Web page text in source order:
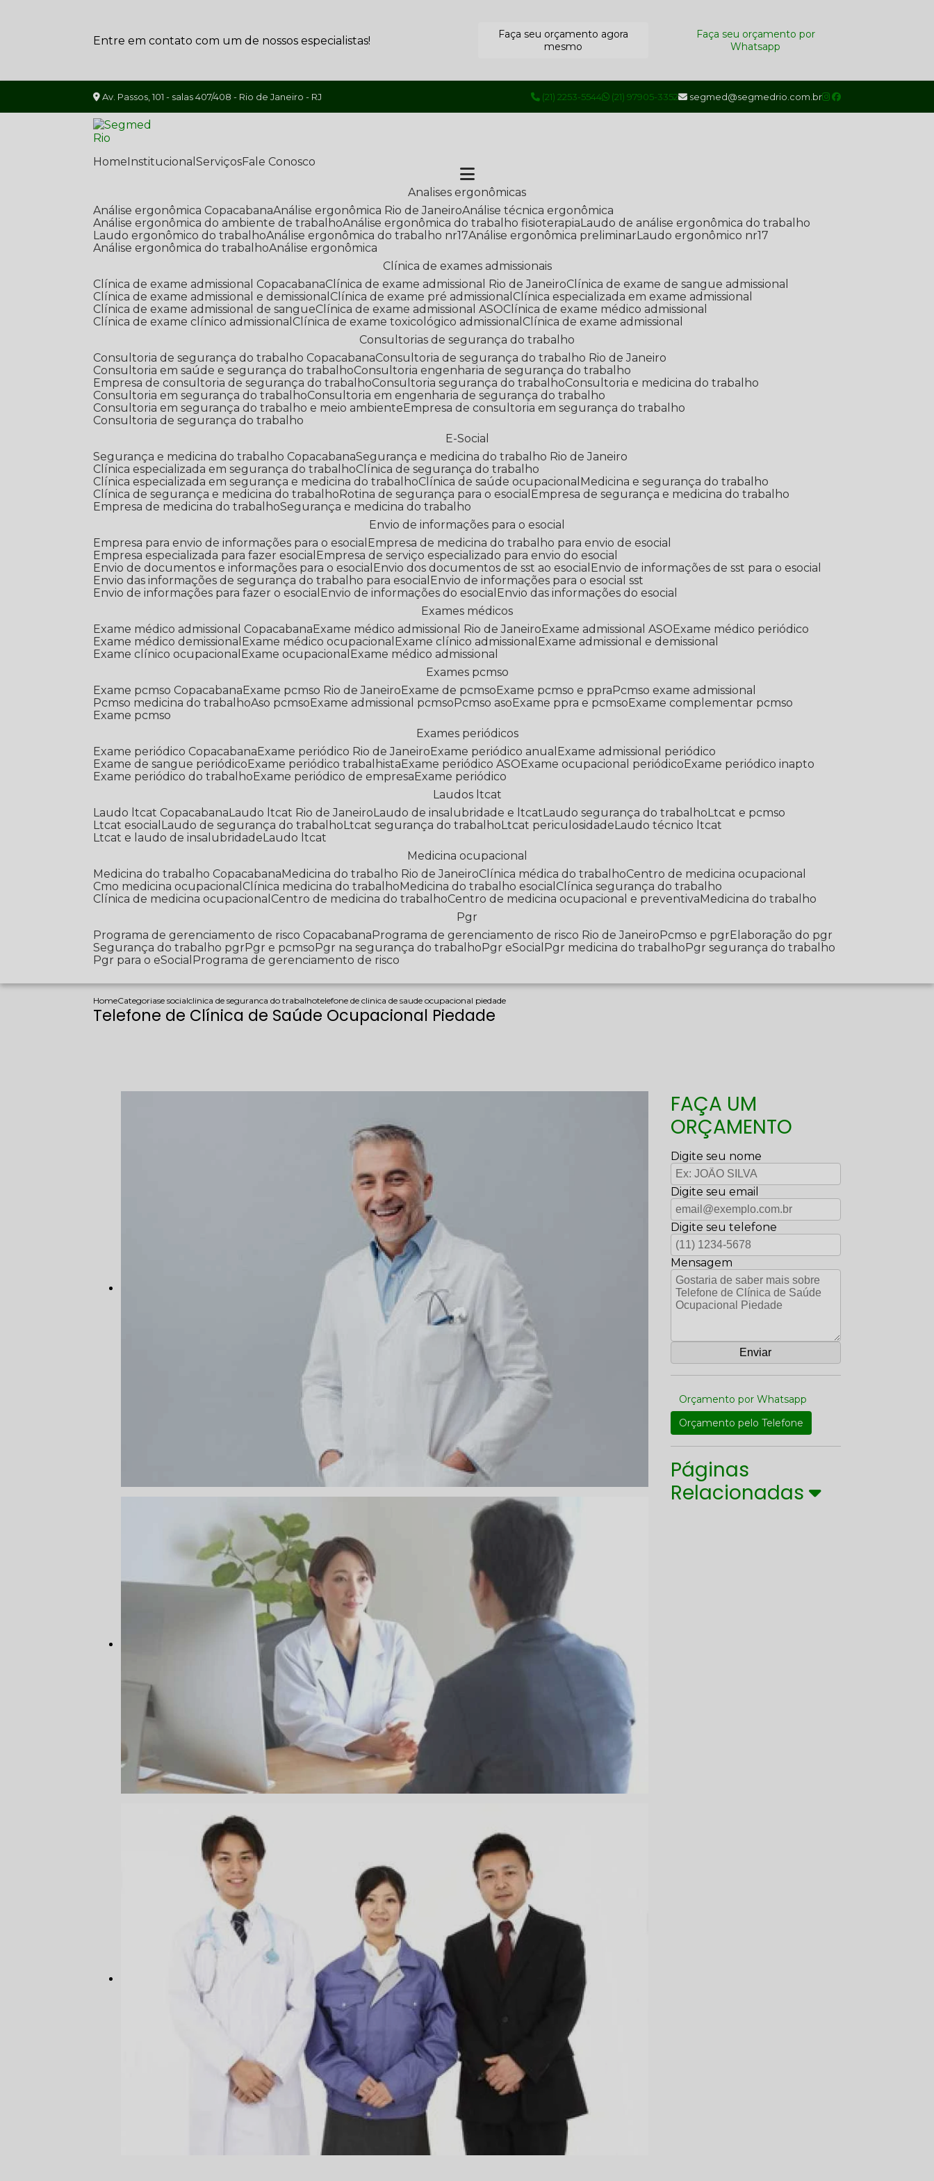
Entre em contato com um de nossos especialistas!
Faça seu orçamento agora
mesmo
Faça seu orçamento por
Whatsapp
Av. Passos, 101 - salas 407/408 - Rio de Janeiro - RJ (21) 2253-5544 (21) 97905-3352 segmed@segmedrio.com.br
Home Institucional Serviços Fale Conosco
Analises ergonômicas
Análise ergonômica Copacabana Análise ergonômica Rio de Janeiro Análise técnica ergonômica
Análise ergonômica do ambiente de trabalho Análise ergonômica do trabalho fisioterapia Laudo de análise ergonômica do trabalho
Laudo ergonômico do trabalho Análise ergonômica do trabalho nr17 Análise ergonômica preliminar Laudo ergonômico nr17
Análise ergonômica do trabalho Análise ergonômica
Clínica de exames admissionais
Clínica de exame admissional Copacabana
Clínica de exame admissional Rio de Janeiro
Clínica de exame de sangue admissional
Clínica de exame admissional e demissional
Clínica de exame pré admissional
Clínica especializada em exame admissional
Clínica de exame admissional de sangue
Clínica de exame admissional ASO
Clínica de exame médico admissional
Clínica de exame clínico admissional
Clínica de exame toxicológico admissional
Clínica de exame admissional
Consultorias de segurança do trabalho
Consultoria de segurança do trabalho Copacabana
Consultoria de segurança do trabalho Rio de Janeiro
Consultoria em saúde e segurança do trabalho
Consultoria engenharia de segurança do trabalho
Empresa de consultoria de segurança do trabalho
Consultoria segurança do trabalho
Consultoria e medicina do trabalho
Consultoria em segurança do trabalho
Consultoria em engenharia de segurança do trabalho
Consultoria em segurança do trabalho e meio ambiente
Empresa de consultoria em segurança do trabalho
Consultoria de segurança do trabalho
E-Social
Segurança e medicina do trabalho Copacabana Segurança e medicina do trabalho Rio de Janeiro
Clínica especializada em segurança do trabalho
Clínica de segurança do trabalho
Clínica especializada em segurança e medicina do trabalho
Clínica de saúde ocupacional
Medicina e segurança do trabalho
Clínica de segurança e medicina do trabalho
Rotina de segurança para o esocial
Empresa de segurança e medicina do trabalho
Empresa de medicina do trabalho Segurança e medicina do trabalho
Envio de informações para o esocial
Empresa para envio de informações para o esocial
Empresa de medicina do trabalho para envio de esocial
Empresa especializada para fazer esocial
Empresa de serviço especializado para envio do esocial
Envio de documentos e informações para o esocial
Envio dos documentos de sst ao esocial
Envio de informações de sst para o esocial
Envio das informações de segurança do trabalho para esocial
Envio de informações para o esocial sst
Envio de informações para fazer o esocial
Envio de informações do esocial
Envio das informações do esocial
Exames médicos
Exame médico admissional Copacabana
Exame médico admissional Rio de Janeiro Exame admissional ASO
Exame médico periódico
Exame médico demissional
Exame médico ocupacional Exame clínico admissional
Exame admissional e demissional
Exame clínico ocupacional
Exame ocupacional
Exame médico admissional
Exames pcmso
Exame pcmso Copacabana
Exame pcmso Rio de Janeiro Exame de pcmso Exame pcmso e ppra
Pcmso exame admissional
Pcmso medicina do trabalho Aso pcmso Exame admissional pcmso Pcmso aso Exame ppra e pcmso
Exame complementar pcmso
Exame pcmso
Exames periódicos
Exame periódico Copacabana
Exame periódico Rio de Janeiro Exame periódico anual
Exame admissional periódico
Exame de sangue periódico
Exame periódico trabalhista Exame periódico ASO Exame ocupacional periódico
Exame periódico inapto
Exame periódico do trabalho
Exame periódico de empresa
Exame periódico
Laudos ltcat
Laudo ltcat Copacabana Laudo ltcat Rio de Janeiro Laudo de insalubridade e ltcat Laudo segurança do trabalho Ltcat e pcmso
Ltcat esocial
Laudo de segurança do trabalho Ltcat segurança do trabalho Ltcat periculosidade Laudo técnico ltcat
Ltcat e laudo de insalubridade Laudo ltcat
Medicina ocupacional
Medicina do trabalho Copacabana
Medicina do trabalho Rio de Janeiro Clínica médica do trabalho
Centro de medicina ocupacional
Cmo medicina ocupacional
Clínica medicina do trabalho Medicina do trabalho esocial
Clínica segurança do trabalho
Clínica de medicina ocupacional
Centro de medicina do trabalho Centro de medicina ocupacional e preventiva
Medicina do trabalho
Pgr
Programa de gerenciamento de risco Copacabana
Programa de gerenciamento de risco Rio de Janeiro Pcmso e pgr
Elaboração do pgr
Segurança do trabalho pgr
Pgr e pcmso Pgr na segurança do trabalho Pgr eSocial Pgr medicina do trabalho
Pgr segurança do trabalho
Pgr para o eSocial
Programa de gerenciamento de risco
HomeCategoriase socialclinica de seguranca do trabalhotelefone de clinica de saude ocupacional piedade
Telefone de Clínica de Saúde Ocupacional Piedade
FAÇA UM
ORÇAMENTO
Digite seu nome
Digite seu email
Digite seu telefone
Mensagem
Orçamento por Whatsapp
Orçamento pelo Telefone
Páginas
Relacionadas